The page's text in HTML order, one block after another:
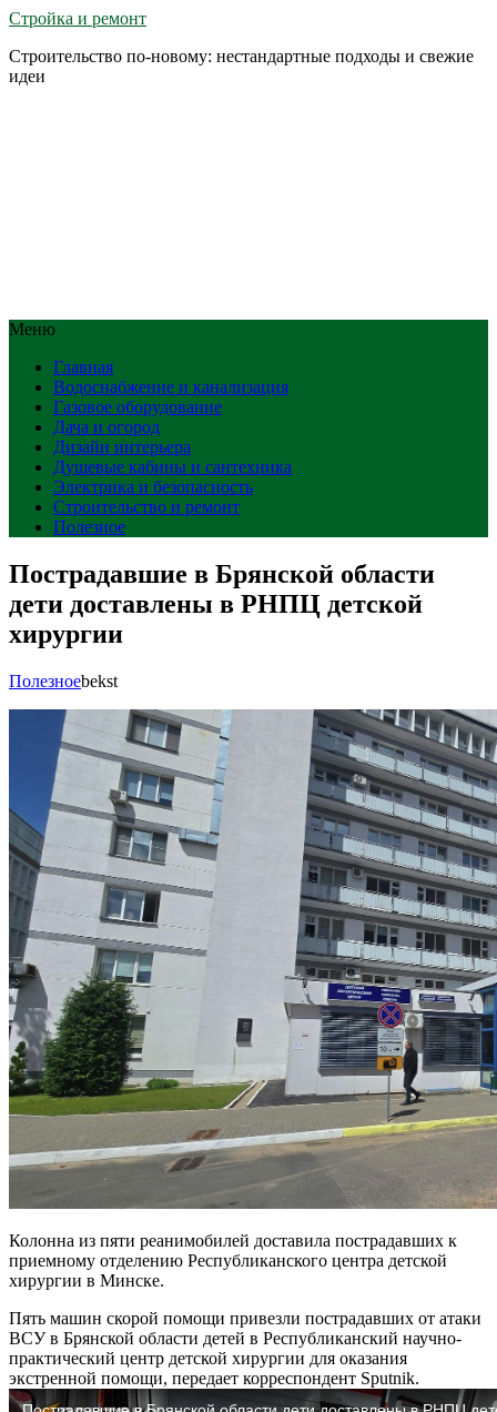
Стройка и ремонт
Строительство по-новому: нестандартные подходы и свежие
идеи
Меню
Главная
Водоснабжение и канализация
Газовое оборудование
Дача и огород
Дизайн интерьера
Душевые кабины и сантехника
Электрика и безопасность
Строительство и ремонт
Полезное
Пострадавшие в Брянской области
дети доставлены в РНПЦ детской
хирургии
Полезноеbekst
Колонна из пяти реанимобилей доставила пострадавших к
приемному отделению Республиканского центра детской
хирургии в Минске.
Пять машин скорой помощи привезли пострадавших от атаки
ВСУ в Брянской области детей в Республиканский научно-
практический центр детской хирургии для оказания
экстренной помощи, передает корреспондент Sputnik.